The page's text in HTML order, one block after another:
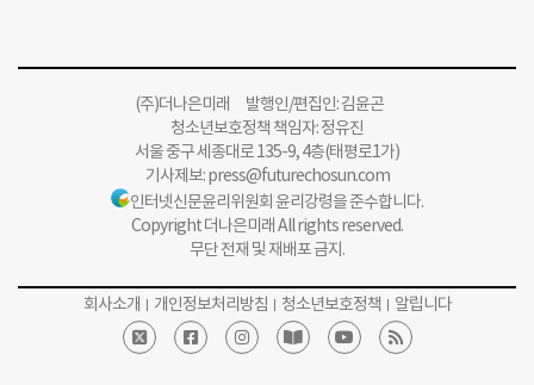
(주)더나은미래 발행인/편집인: 김윤곤
청소년보호정책 책임자: 정유진
서울 중구 세종대로 135-9, 4층(태평로1가)
기사제보:press@futurechosun.com
인터넷신문윤리위원회 윤리강령을 준수합니다.
Copyright 더나은미래 All rights reserved.
무단 전재 및 재배포 금지.
회사소개 개인정보처리방침 청소년보호정책 알립니다